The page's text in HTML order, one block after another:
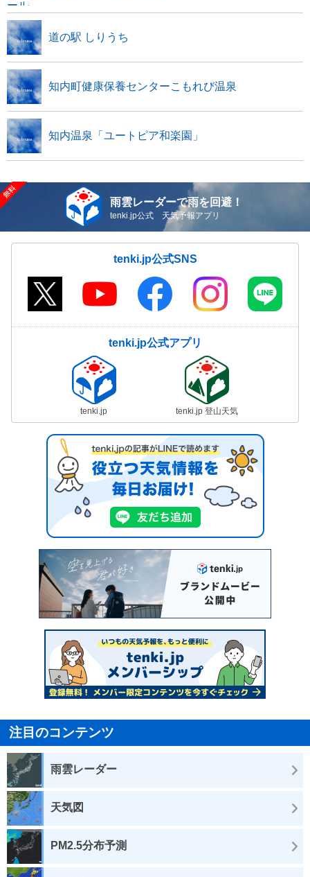
道の駅 しりうち
知内町健康保養センターこもれび温泉
知内温泉「ユートピア和楽園」
雨雲レーダーで雨を回避！
tenki.jp公式 天気予報アプリ
tenki.jp公式SNS
tenki.jp公式アプリ
tenki.jp tenki.jp 登山天気
注目のコンテンツ
雨雲レーダー
天気図
PM2.5分布予測